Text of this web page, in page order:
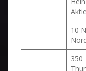
10
350